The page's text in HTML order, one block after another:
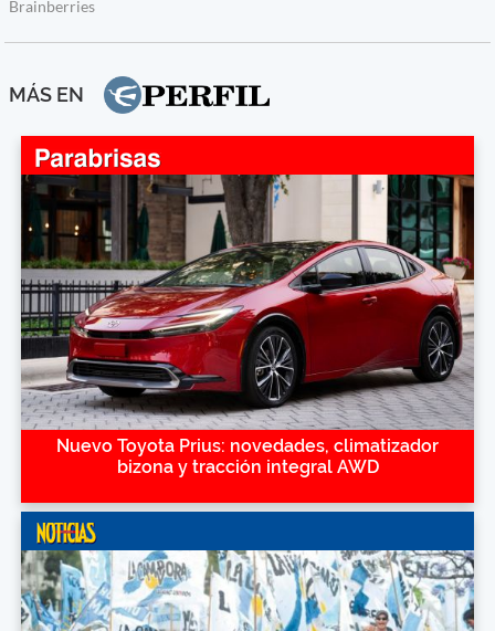
MÁS EN
Nuevo Toyota Prius: novedades, climatizador
bizona y tracción integral AWD